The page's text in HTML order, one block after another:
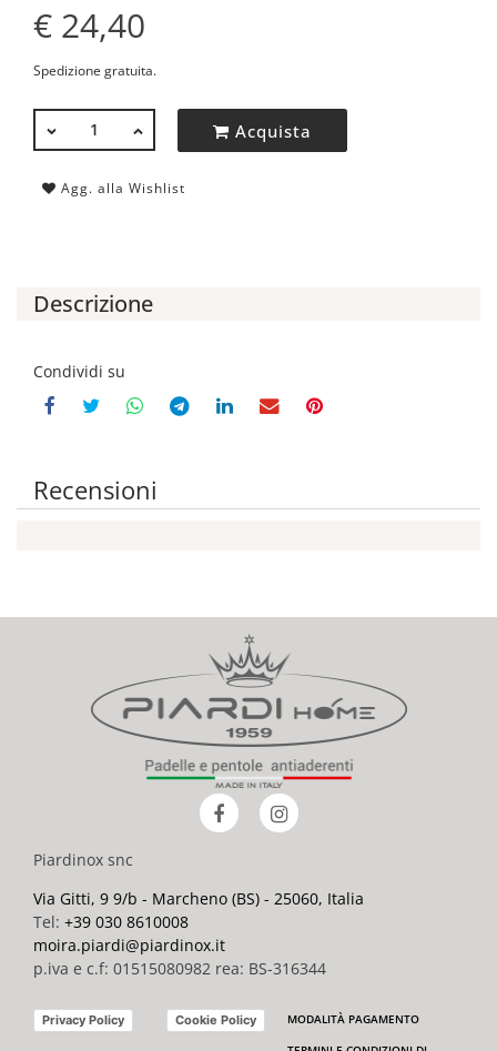
€ 24,40
Spedizione gratuita.
Acquista
Agg. alla Wishlist
Descrizione
Condividi su
Recensioni
Piardinox snc
Via Gitti, 9 9/b - Marcheno (BS) - 25060, Italia
Tel: +39 030 8610008
moira.piardi@piardinox.it
p.iva e c.f: 01515080982 rea: BS-316344
Privacy Policy Cookie Policy
MODALITÀ PAGAMENTO